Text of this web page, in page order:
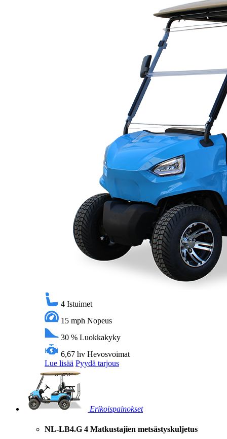
4 Istuimet
15 mph Nopeus
30 % Luokkakyky
6,67 hv Hevosvoimat
Lue lisää Pyydä tarjous
Erikoispainokset
NL-LB4.G 4 Matkustajien metsästyskuljetus